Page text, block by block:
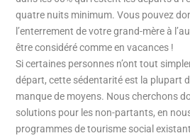
quatre nuits minimum. Vous pouvez
l’enterrement de votre grand-mère à
être considéré comme en vacances !
Si certaines personnes n’ont tout
départ, cette sédentarité est la plupart
manque de moyens. Nous cherchons
solutions pour les non-partants, en
programmes de tourisme social